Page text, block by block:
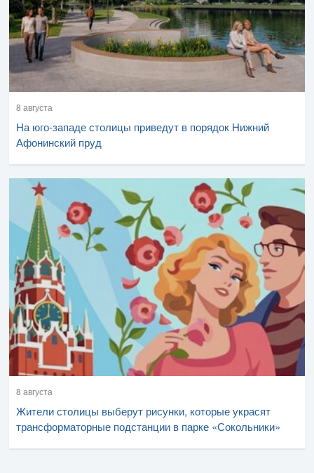
8 августа
На юго-западе столицы приведут в порядок Нижний
Афонинский пруд
8 августа
Жители столицы выберут рисунки, которые украсят
трансформаторные подстанции в парке «Сокольники»